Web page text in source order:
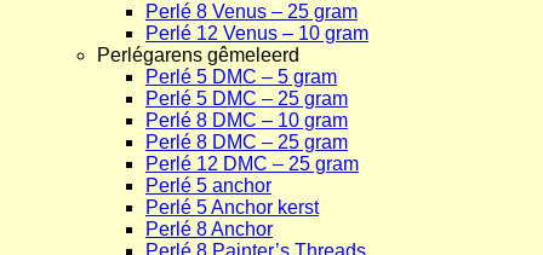
Perlé 8 Venus – 25 gram
Perlé 12 Venus – 10 gram
Perlégarens gêmeleerd
Perlé 5 DMC – 5 gram
Perlé 5 DMC – 25 gram
Perlé 8 DMC – 10 gram
Perlé 8 DMC – 25 gram
Perlé 12 DMC – 25 gram
Perlé 5 anchor
Perlé 5 Anchor kerst
Perlé 8 Anchor
Perlé 8 Painter’s Threads